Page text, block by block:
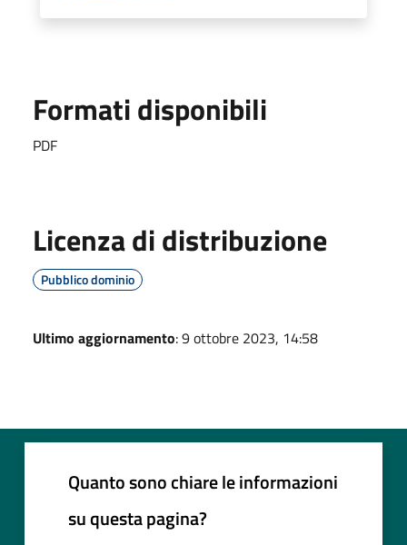
Formati disponibili
PDF
Licenza di distribuzione
Pubblico dominio
Ultimo aggiornamento: 9 ottobre 2023, 14:58
Quanto sono chiare le informazioni
su questa pagina?